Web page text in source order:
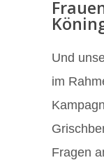
Und
im
Fragen